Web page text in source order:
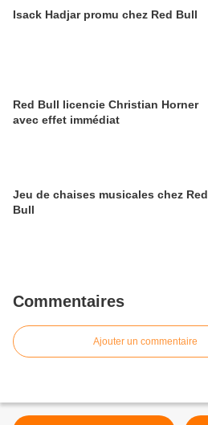
Isack Hadjar promu chez Red Bull
Red Bull licencie Christian Horner
avec effet immédiat
Jeu de chaises musicales chez Red
Bull
Commentaires
Ajouter un commentaire